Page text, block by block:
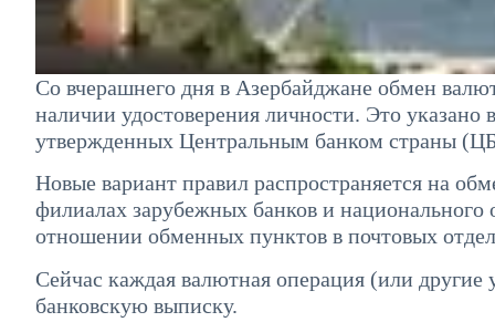
Со вчерашнего дня в Азербайджане обмен
наличии удостоверения личности. Это
утвержденных Центральным банком страны
Новые вариант правил распространяется на
филиалах зарубежных банков и национального
отношении обменных пунктов в почтовых
Сейчас каждая валютная операция (или другие
банковскую выписку.